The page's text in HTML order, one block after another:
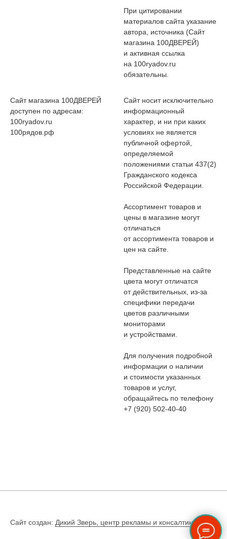
При цитировании
материалов сайта указание
автора, источника (Сайт
магазина 100ДВЕРЕЙ)
и активная ссылка
на 100ryadov.ru
обязательны.
Сайт магазина 100ДВЕРЕЙ
доступен по адресам:
100ryadov.ru
100рядов.рф
Сайт носит исключительно
информационный
характер, и ни при каких
условиях не является
публичной офертой,
определяемой
положениями статьи 437(2)
Гражданского кодекса
Российской Федерации.
Ассортимент товаров и
цены в магазине могут
отличаться
от ассортимента товаров и
цен на сайте.
Представленные на сайте
цвета могут отличатся
от действительных, из-за
специфики передачи
цветов различными
мониторами
и устройствами.
Для получения подробной
информации о наличии
и стоимости указанных
товаров и услуг,
обращайтесь по телефону
+7 (920) 502-40-40
Сайт создан: Дикий Зверь, центр рекламы и консалтинга